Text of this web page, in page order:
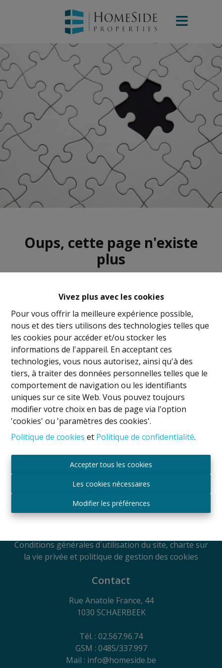
Vivez plus avec les cookies
Pour vous offrir la meilleure expérience possible,
nous et des tiers utilisons des technologies telles que
les cookies pour accéder et/ou stocker les
informations de l'appareil. En acceptant ces
technologies, vous nous autorisez, ainsi qu'à des
tiers, à traiter des données personnelles telles que le
comportement de navigation ou les identifiants
uniques sur ce site Web. Vous pouvez toujours
modifier votre choix en bas de page via l'option
'cookies' ou 'paramètres des cookies'.
Politique de cookies et Politique de confidentialité.
Accepter tous les cookies
Les cookies nécessaires
Modifier les préférences
Oups, cette page n'existe
plus
À Vendre À Louer
Mentions légales
Titulaire IPI: David GUNEL
Agent immobilier intermédiaire et régisseur
Rue du Luxembourg 16B, 1000 Bruxelles, Belgique
du 29juin 2018
RC Professionnelle et Cautionnement via Axa
Conditions générales d´utilisation du site, charte sur
la vie privée et politique de gestion des cookies
Contact
Rue Anatole France, 44
1030 SCHAERBEEK
Tél. : 02.567.96.74
GSM : 0485/337.997
Mail : info@homeside.be